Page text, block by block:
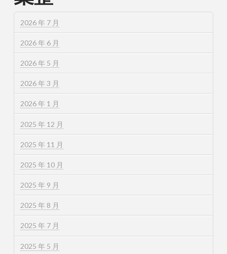
2026 年 7 月
2026 年 6 月
2026 年 5 月
2026 年 3 月
2026 年 1 月
2025 年 12 月
2025 年 11 月
2025 年 10 月
2025 年 9 月
2025 年 8 月
2025 年 7 月
2025 年 5 月